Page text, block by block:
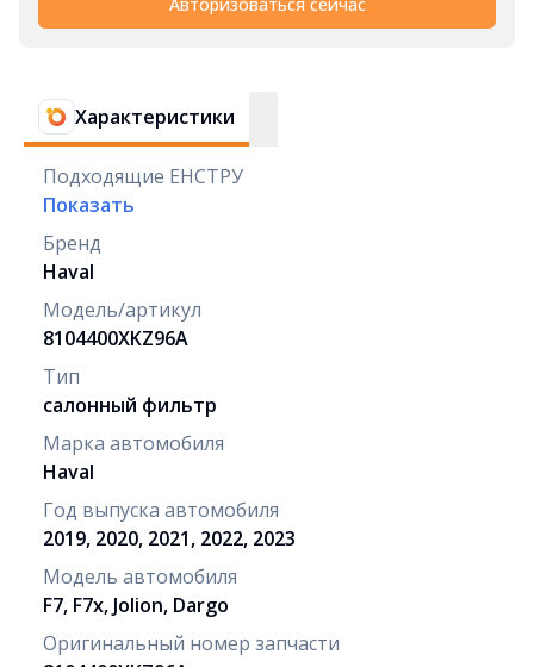
Характеристики
Подходящие ЕНСТРУ
Показать
Бренд
Haval
Модель/артикул
8104400XKZ96A
Тип
салонный фильтр
Марка автомобиля
Haval
Год выпуска автомобиля
2019, 2020, 2021, 2022, 2023
Модель автомобиля
F7, F7x, Jolion, Dargo
Оригинальный номер запчасти